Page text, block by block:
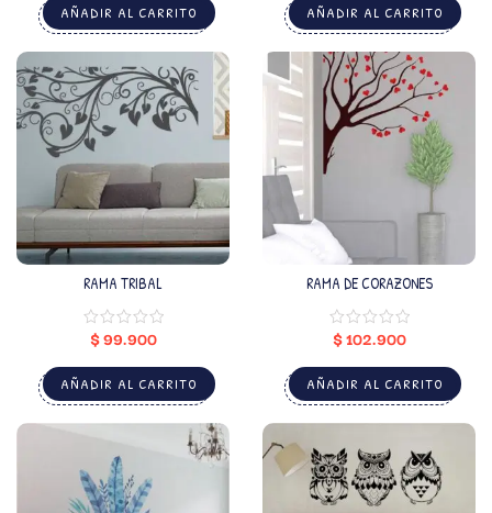
AÑADIR AL CARRITO AÑADIR AL CARRITO
RAMA TRIBAL
$99.900
AÑADIR AL CARRITO
RAMA DE CORAZONES
$102.900
AÑADIR AL CARRITO